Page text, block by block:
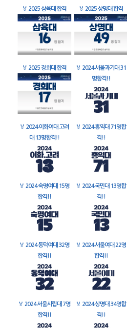
🏅 2025 삼육대 합격 🏅 2025 상명대 합격
🏅 2025 경희대 합격 🏅 2024 서울과기대 31
명합격!!
🏅 2024 이화여대 고려
대 13명합격!!
🏅 2024 홍익대 71명합
격!!
🏅 2024 숙명여대 15명
합격!!
🏅 2024 국민대 13명합
격!!
🏅 2024 동덕여대 32명
합격!!
🏅 2024 서울여대 22명
합격!!
🏅 2024 서울시립대 7명
합격!!
🏅 2024 상명대 34명합
격!!